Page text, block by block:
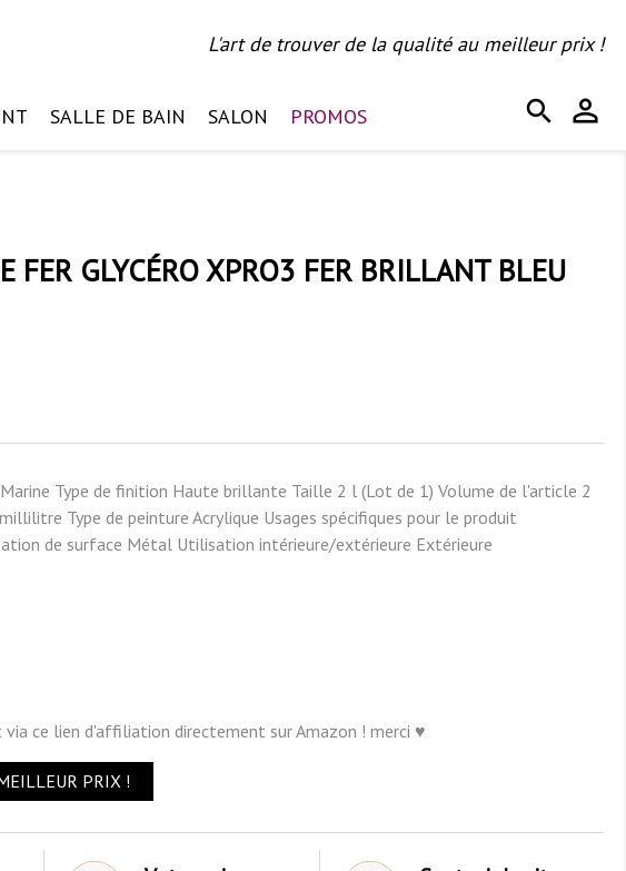
L'art de trouver de la qualité au meilleur prix !
person_outline
search
SALLE DE BAIN SALON PROMOS
FER GLYCÉRO XPRO3 FER BRILLANT BLEU
Type de finition Haute brillante Taille 2 l (Lot de 1) Volume de l'article 2
Type de peinture Acrylique Usages spécifiques pour le produit
de surface Métal Utilisation intérieure/extérieure Extérieure
ce lien d'affiliation directement sur Amazon ! merci ♥
PRIX !